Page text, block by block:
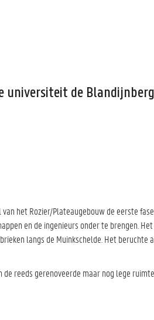
universiteit de
het Rozier/Plateaugebouw de eerste
en de ingenieurs onder te brengen.
langs de Muinkschelde. Het
de reeds gerenoveerde maar nog lege